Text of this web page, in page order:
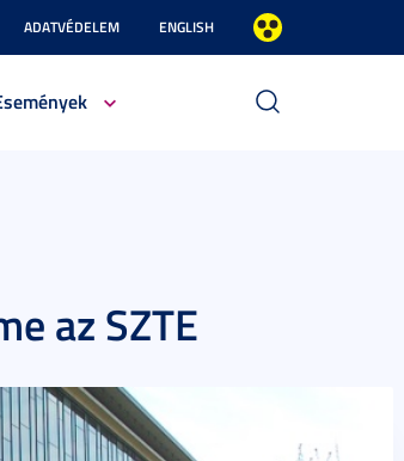
ADATVÉDELEM ENGLISH
az SZTE